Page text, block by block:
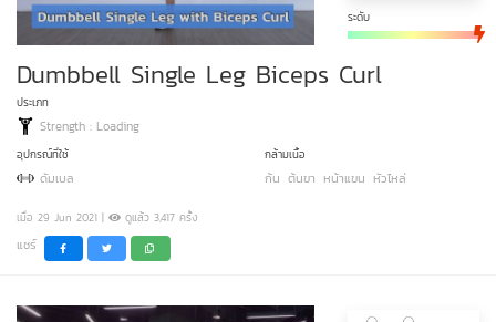
ระดับ
Dumbbell Single Leg Biceps Curl
ประเภท
Strength : Loading
อุปกรณ์ที่ใช้
ดัมเบล
กล้ามเนื้อ
ก้น ต้นขา หน้าแขน หัวไหล่
เมื่อ 29 Jun 2021 | ดูแล้ว 3,417 ครั้ง
แชร์